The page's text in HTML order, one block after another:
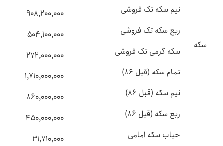
سکه
نیم سکه تک فروشی
۹۰۸,۲۰۰,۰۰۰
ربع سکه تک فروشی
۵۰۴,۱۰۰,۰۰۰
سکه گرمی تک فروشی
۲۷۲,۰۰۰,۰۰۰
تمام سکه (قبل ۸۶)
۱,۷۱۰,۰۰۰,۰۰۰
نیم سکه (قبل ۸۶)
۸۶۰,۰۰۰,۰۰۰
ربع سکه (قبل ۸۶)
۴۵۰,۰۰۰,۰۰۰
حباب سکه امامی
۳۱,۷۱۰,۰۰۰